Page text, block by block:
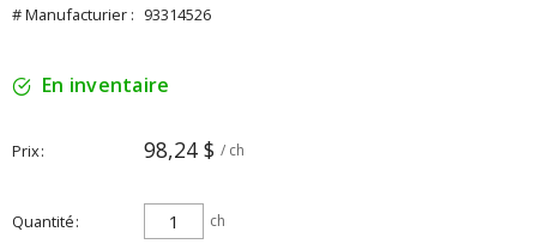
# Manufacturier : 93314526
En inventaire
Prix 98,24 $ / ch
Quantité ch